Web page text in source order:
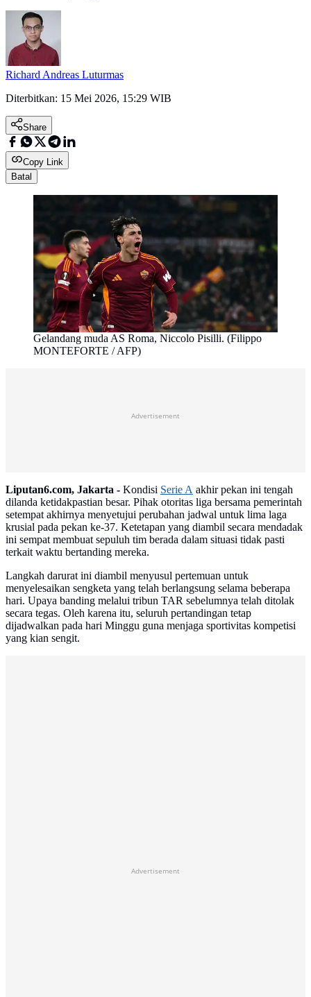
Richard Andreas Luturmas
Diterbitkan: 15 Mei 2026, 15:29 WIB
Share
Copy Link
Batal
Gelandang muda AS Roma, Niccolo Pisilli. (Filippo
MONTEFORTE / AFP)
Advertisement
Liputan6.com, Jakarta - Kondisi Serie A akhir pekan ini tengah
dilanda ketidakpastian besar. Pihak otoritas liga bersama pemerintah
setempat akhirnya menyetujui perubahan jadwal untuk lima laga
krusial pada pekan ke-37. Ketetapan yang diambil secara mendadak
ini sempat membuat sepuluh tim berada dalam situasi tidak pasti
terkait waktu bertanding mereka.
Langkah darurat ini diambil menyusul pertemuan untuk
menyelesaikan sengketa yang telah berlangsung selama beberapa
hari. Upaya banding melalui tribun TAR sebelumnya telah ditolak
secara tegas. Oleh karena itu, seluruh pertandingan tetap
dijadwalkan pada hari Minggu guna menjaga sportivitas kompetisi
yang kian sengit.
Advertisement